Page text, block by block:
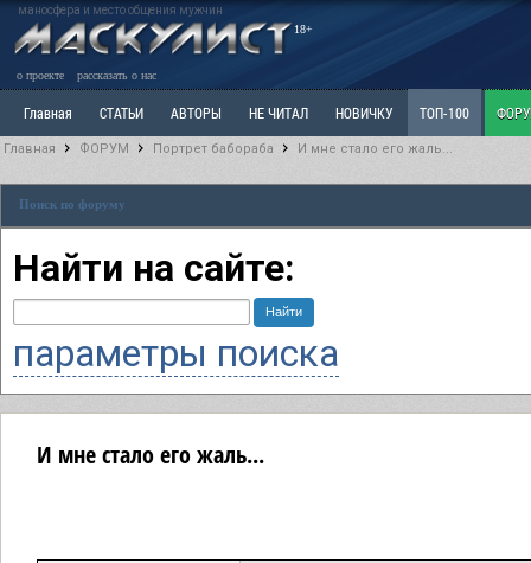
маносфера и место общения мужчин
18+
о проекте рассказать о нас
Главная СТАТЬИ АВТОРЫ НЕ ЧИТАЛ НОВИЧКУ ТОП-100
Ветка: Расстаюсь или Развожусь. САНЧАС
РАЗДЕЛ: Разное
Главная ФОРУМ Портрет бабораба И мне стало его жаль...
Поиск по форуму
Найти на сайте:
параметры поиска
И мне стало его жаль...